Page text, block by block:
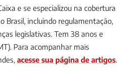
e se especializou na cobertura
Brasil, incluindo regulamentação,
legislativas. Tem 38 anos e
Para acompanhar mais
acesse sua página de artigos.